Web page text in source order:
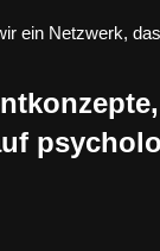
ein Netzwerk,